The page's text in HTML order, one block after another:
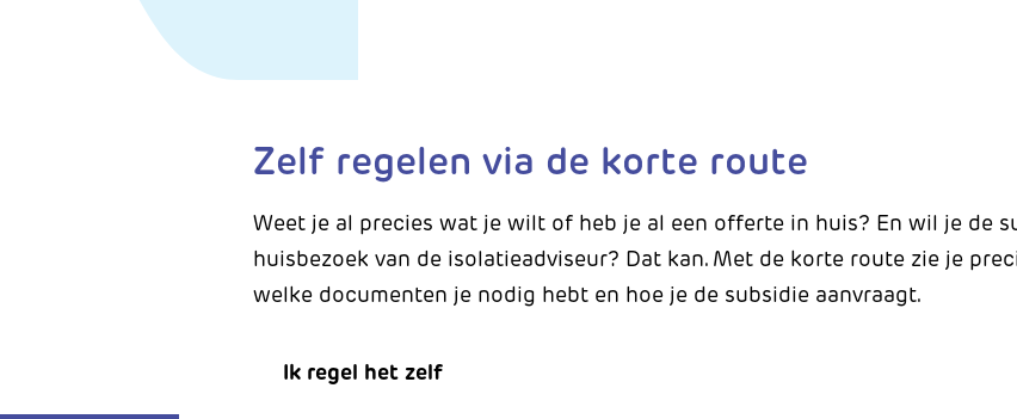
Zelf regelen via de korte route
Weet je al precies wat je wilt of heb je al een offerte in huis? En wil je de
huisbezoek van de isolatieadviseur? Dat kan. Met de korte route zie je
welke documenten je nodig hebt en hoe je de subsidie aanvraagt.
Ik regel het zelf